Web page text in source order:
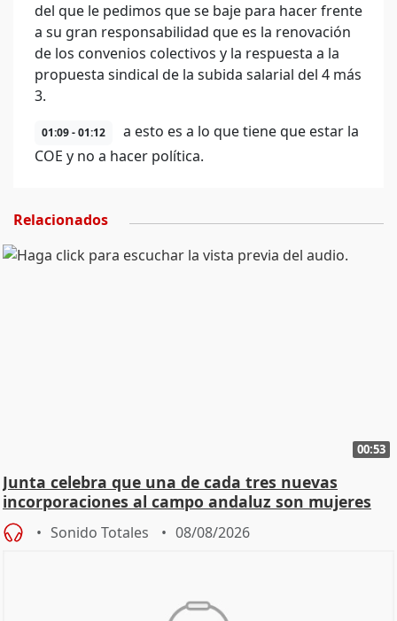
del que le pedimos que se baje para hacer frente
a su gran responsabilidad que es la renovación
de los convenios colectivos y la respuesta a la
propuesta sindical de la subida salarial del 4 más
3.
01:09 - 01:12
a esto es a lo que tiene que estar la
COE y no a hacer política.
Relacionados
00:53
Junta celebra que una de cada tres nuevas
incorporaciones al campo andaluz son mujeres
jóvenes
Sonido Totales 08/08/2026